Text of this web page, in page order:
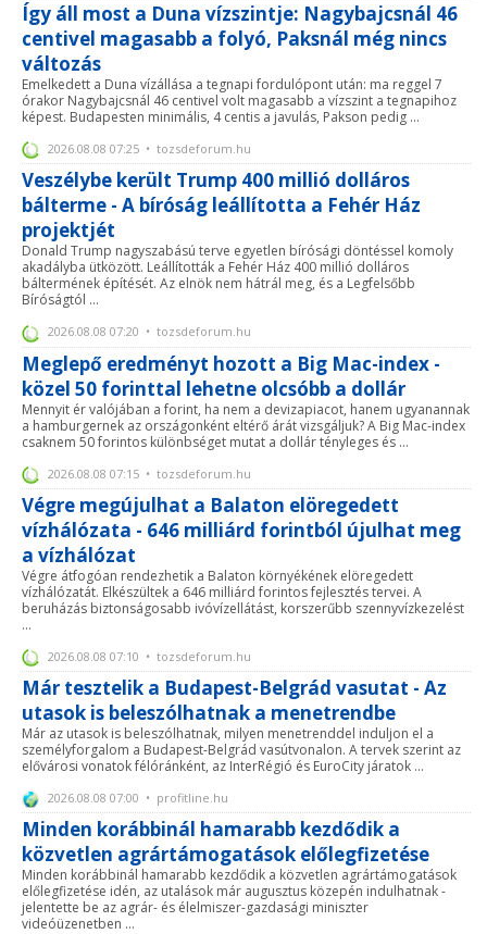
Így áll most a Duna vízszintje: Nagybajcsnál 46
centivel magasabb a folyó, Paksnál még nincs
változás
Emelkedett a Duna vízállása a tegnapi fordulópont után: ma reggel 7
órakor Nagybajcsnál 46 centivel volt magasabb a vízszint a tegnapihoz
képest. Budapesten minimális, 4 centis a javulás, Pakson pedig ...
2026.08.08 07:25 • tozsdeforum.hu
Veszélybe került Trump 400 millió dolláros
bálterme - A bíróság leállította a Fehér Ház
projektjét
Donald Trump nagyszabású terve egyetlen bírósági döntéssel komoly
akadályba ütközött. Leállították a Fehér Ház 400 millió dolláros
báltermének építését. Az elnök nem hátrál meg, és a Legfelsőbb
Bíróságtól ...
2026.08.08 07:20 • tozsdeforum.hu
Meglepő eredményt hozott a Big Mac-index -
közel 50 forinttal lehetne olcsóbb a dollár
Mennyit ér valójában a forint, ha nem a devizapiacot, hanem ugyanannak
a hamburgernek az országonként eltérő árát vizsgáljuk? A Big Mac-index
csaknem 50 forintos különbséget mutat a dollár tényleges és ...
2026.08.08 07:15 • tozsdeforum.hu
Végre megújulhat a Balaton elöregedett
vízhálózata - 646 milliárd forintból újulhat meg
a vízhálózat
Végre átfogóan rendezhetik a Balaton környékének elöregedett
vízhálózatát. Elkészültek a 646 milliárd forintos fejlesztés tervei. A
beruházás biztonságosabb ivóvízellátást, korszerűbb szennyvízkezelést
...
2026.08.08 07:10 • tozsdeforum.hu
Már tesztelik a Budapest-Belgrád vasutat - Az
utasok is beleszólhatnak a menetrendbe
Már az utasok is beleszólhatnak, milyen menetrenddel induljon el a
személyforgalom a Budapest-Belgrád vasútvonalon. A tervek szerint az
elővárosi vonatok félóránként, az InterRégió és EuroCity járatok ...
2026.08.08 07:00 • profitline.hu
Minden korábbinál hamarabb kezdődik a
közvetlen agrártámogatások előlegfizetése
Minden korábbinál hamarabb kezdődik a közvetlen agrártámogatások
előlegfizetése idén, az utalások már augusztus közepén indulhatnak -
jelentette be az agrár- és élelmiszer-gazdasági miniszter
videóüzenetben ...